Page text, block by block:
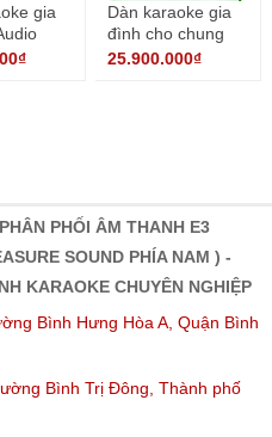
gia
Dàn karaoke gia
đình cho chung
cư 2024 số 4
25.900.000₫
PHỐI ÂM THANH E3
SOUND PHÍA NAM ) -
KARAOKE CHUYÊN NGHIỆP
Bình Hưng Hòa A, Quận Bình
Bình Trị Đông, Thành phố